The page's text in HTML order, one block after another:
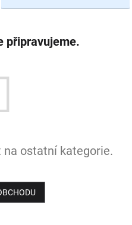
připravujeme.
ostatní kategorie.